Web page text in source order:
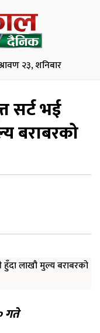
२३, शनिबार
सर्ट भई
बराबरको
गते